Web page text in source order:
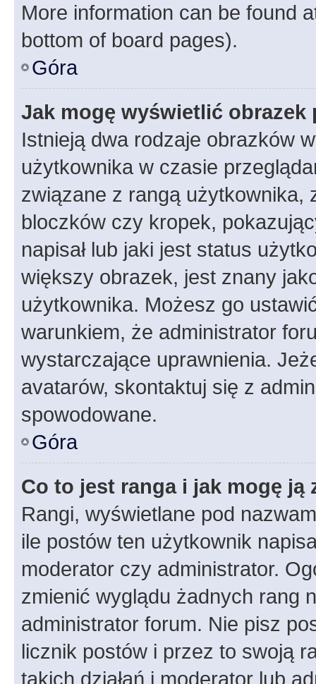
More information can be found
bottom of board pages).
Góra
Jak mogę wyświetlić
Istnieją dwa rodzaje obrazków
użytkownika w czasie
związane z rangą użytkownika,
bloczków czy kropek,
napisał lub jaki jest status
większy obrazek, jest znany
użytkownika. Możesz go
warunkiem, że administrator
wystarczające uprawnienia.
avatarów, skontaktuj się z
spowodowane.
Góra
Co to jest ranga i jak mogę ją
Rangi, wyświetlane pod
ile postów ten użytkownik
moderator czy administrator.
zmienić wyglądu żadnych rang
administrator forum. Nie pisz
licznik postów i przez to swoją
takich działań i moderator lub